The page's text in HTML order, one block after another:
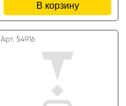
В корзину
Арт. 54916